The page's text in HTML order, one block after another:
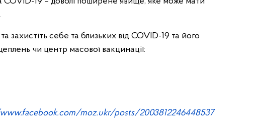
захистіть себе та близьких від COVID-19 та його
чи центр масової вакцинації:
moz.ukr/posts/2003812246448537